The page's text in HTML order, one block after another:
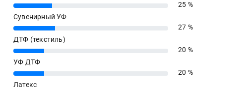
25%
25 %
Сувенирный УФ
27%
27 %
ДТФ (текстиль)
20%
20 %
УФ ДТФ
20%
20 %
Латекс